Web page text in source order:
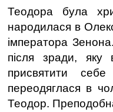
Теодора була
народилася в
імператора
після зради, яку
присвятити
переодяглася в
Теодор.